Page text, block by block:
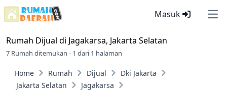
Masuk
Rumah Dijual di Jagakarsa, Jakarta Selatan
7 Rumah ditemukan - 1 dari 1 halaman
Home Rumah Dijual
Dki Jakarta
Jakarta Selatan
Jagakarsa